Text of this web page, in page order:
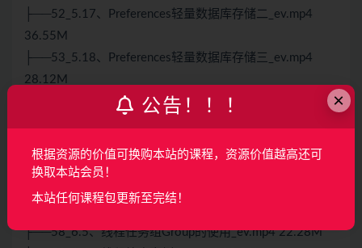
├──52_5.17、Preferences轻量数据库存储二_ev.mp4
36.55M
├──53_5.18、Preferences轻量数据库存储三_ev.mp4
28.12M
├──54_6.1、线程管理开发概述_ev.mp4 12.48M
├──56_6.3、GlobalTaskDispatcher线程一_ev.mp4
31.23M
├──57_6.4、GlobalTaskDispatcher线程二_ev.mp4
├──58_6.5、线程任务组Group的使用_ev.mp4 22.28M
×
公告！！！
根据资源的价值可换购本站的课程，资源价值越高还可
换取本站会员！
本站任何课程包更新至完结！